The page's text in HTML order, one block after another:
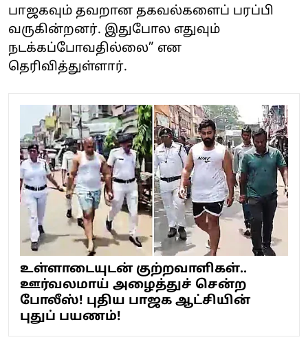
பாஜகவும் தவறான தகவல்களைப் பரப்பி
வருகின்றனர். இதுபோல எதுவும்
நடக்கப்போவதில்லை” என
தெரிவித்துள்ளார்.
உள்ளாடையுடன் குற்றவாளிகள்..
ஊர்வலமாய் அழைத்துச் சென்ற
போலீஸ்! புதிய பாஜக ஆட்சியின்
புதுப் பயணம்!